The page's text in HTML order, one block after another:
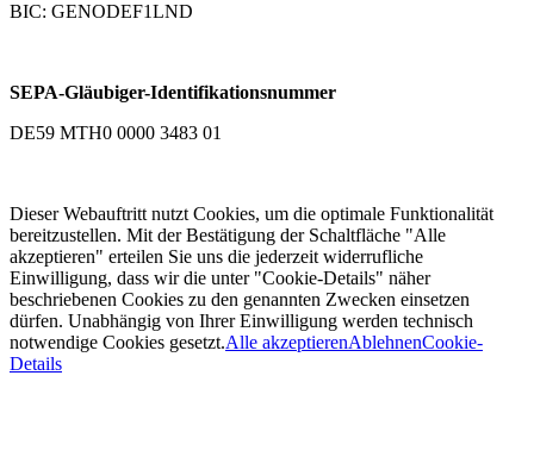
BIC: GENODEF1LND
SEPA-Gläubiger-Identifikationsnummer
DE59 MTH0 0000 3483 01
Dieser Webauftritt nutzt Cookies, um die optimale Funktionalität
bereitzustellen. Mit der Bestätigung der Schaltfläche "Alle
akzeptieren" erteilen Sie uns die jederzeit widerrufliche
Einwilligung, dass wir die unter "Cookie-Details" näher
beschriebenen Cookies zu den genannten Zwecken einsetzen
dürfen. Unabhängig von Ihrer Einwilligung werden technisch
notwendige Cookies gesetzt.Alle akzeptierenAblehnenCookie-
Details